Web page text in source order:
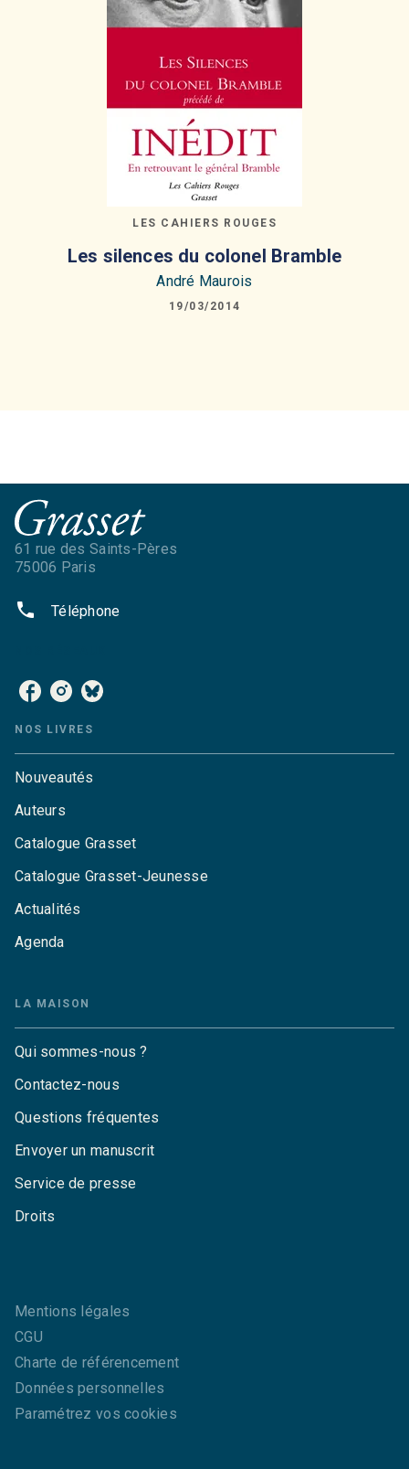
LES CAHIERS ROUGES
Les silences du colonel Bramble
André Maurois
19/03/2014
61 rue des Saints-Pères
75006 Paris
phone Téléphone
NOS LIVRES
Nouveautés
Auteurs
Catalogue Grasset
Catalogue Grasset-Jeunesse
Actualités
Agenda
LA MAISON
Qui sommes-nous ?
Contactez-nous
Questions fréquentes
Envoyer un manuscrit
Service de presse
Droits
Mentions légales
CGU
Charte de référencement
Données personnelles
Paramétrez vos cookies